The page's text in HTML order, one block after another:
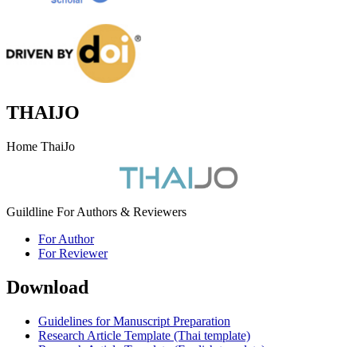
THAIJO
Home ThaiJo
Guildline For Authors & Reviewers
For Author
For Reviewer
Download
Guidelines for Manuscript Preparation
Research Article Template (Thai template)